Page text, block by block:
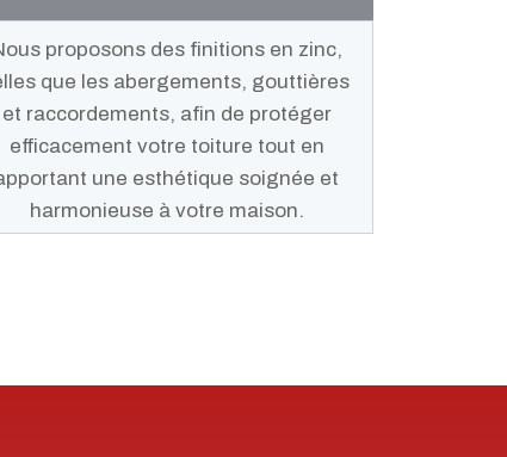
proposons des finitions en zinc,
que les abergements, gouttières
et raccordements, afin de protéger
efficacement votre toiture tout en
une esthétique soignée et
harmonieuse à votre maison.